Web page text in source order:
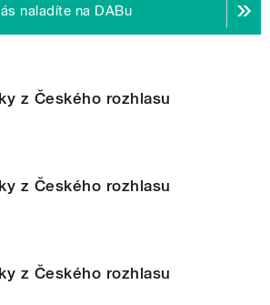
naladíte na DABu
z Českého rozhlasu
z Českého rozhlasu
z Českého rozhlasu